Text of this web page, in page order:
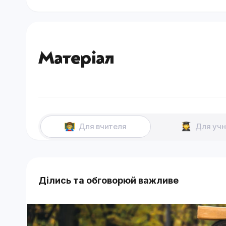
Матеріал
Для вчителя Для
Ділись та обговорюй важливе